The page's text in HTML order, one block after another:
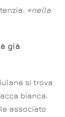
«nella
già
si trova
bianca.
associato